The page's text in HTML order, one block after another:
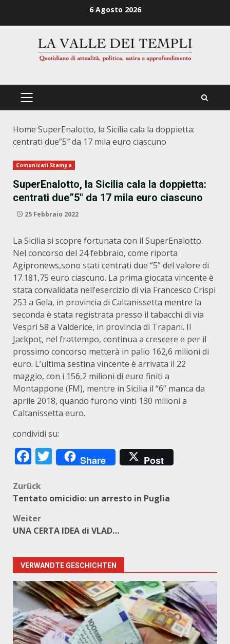
6 Agosto 2026
PRIMÄRES
Home SuperEnalotto, la Sicilia cala la doppietta:
centrati due”5″ da 17 mila euro ciascuno
Comunicati Stampa
SuperEnalotto, la Sicilia cala la doppietta:
centrati due”5″ da 17 mila euro ciascuno
25 Febbraio 2022
La Sicilia si scopre fortunata con il SuperEnalotto.
Nel concorso del 24 febbraio, come riporta
Agipronews,sono stati centrati due “5” del valore di
17.181,75 euro ciascuno. La prima giocata vincente è
stata convalidata nell’esercizio di via Francesco Crispi
253 a Gela, in provincia di Caltanissetta mentre la
seconda è stata registrata presso il tabacchi di via
Vespri 58 a Valderice, in provincia di Trapani. Il
Jackpot, nel frattempo, continua a crescere e per il
prossimo concorso metterà in palio 162,6 milioni di
euro. L’ultima sestina vincente è arrivata il 22
maggio, con i 156,2 milioni di euro finiti a
Montappone (FM), mentre in Sicilia il “6” manca da
aprile 2018, quando furono vinti 130 milioni a
Caltanissetta euro.
condividi su:
Facebook
Twitter
Share Post
Beitragsnavigation
Zurück
Tentato omicidio: un arresto in Puglia
Weiter
UNA CERTA IDEA di VLAD…
VERWANDTE GESCHICHTEN